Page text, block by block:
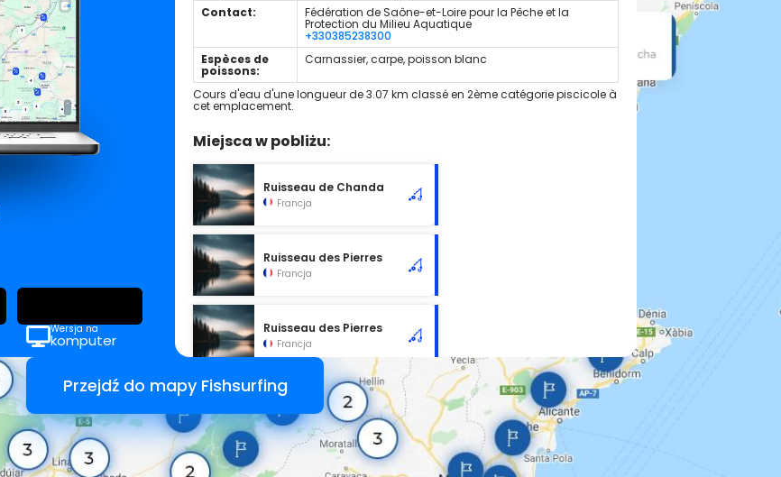
Wersja na
komputer
Contact:
Fédération de Saône-et-Loire pour la Pêche et la
Protection du Milieu Aquatique
+330385238300
Espèces de
poissons:
Carnassier, carpe, poisson blanc
Cours d'eau d'une longueur de 3.07 km classé en 2ème catégorie piscicole à
cet emplacement.
Miejsca w pobliżu:
Ruisseau de Chanda
Francja
Ruisseau des Pierres
Francja
Ruisseau des Pierres
Francja
Przejdź do mapy Fishsurfing